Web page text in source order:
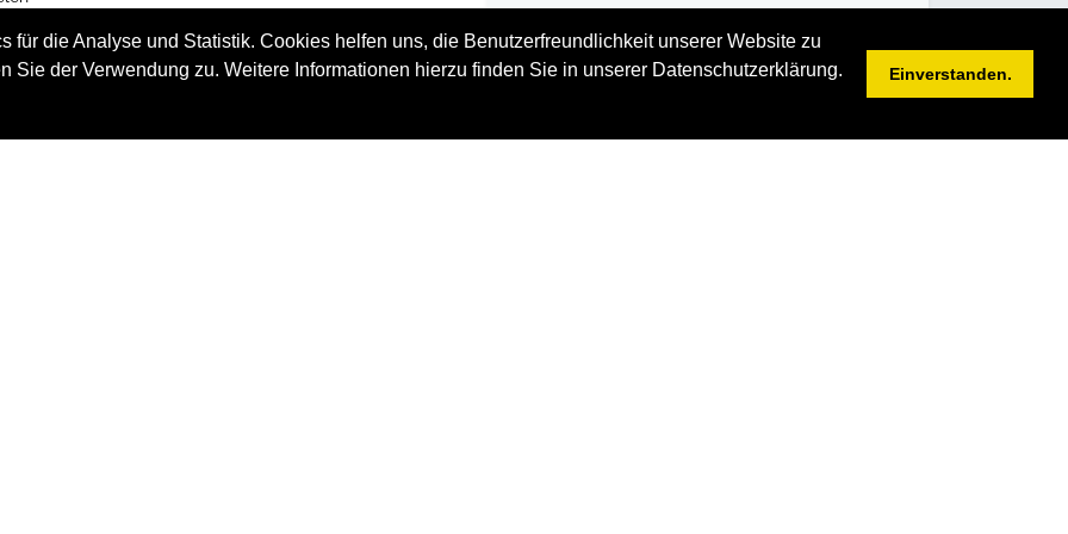
für die Analyse und Statistik. Cookies helfen uns, die Benutzerfreundlichkeit unserer Website zu
Sie der Verwendung zu. Weitere Informationen hierzu finden Sie in unserer Datenschutzerklärung.
Einverstanden.
die